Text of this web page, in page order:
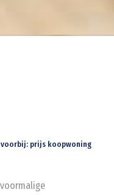
prijs koopwoning